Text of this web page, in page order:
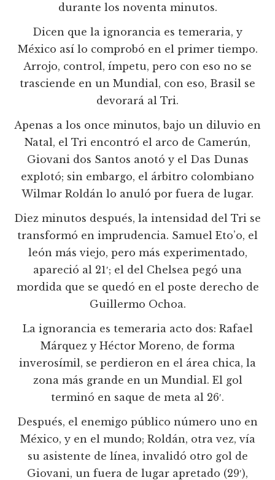
durante los noventa minutos.
Dicen que la ignorancia es temeraria, y
México así lo comprobó en el primer tiempo.
Arrojo, control, ímpetu, pero con eso no se
trasciende en un Mundial, con eso, Brasil se
devorará al Tri.
Apenas a los once minutos, bajo un diluvio en
Natal, el Tri encontró el arco de Camerún,
Giovani dos Santos anotó y el Das Dunas
explotó; sin embargo, el árbitro colombiano
Wilmar Roldán lo anuló por fuera de lugar.
Diez minutos después, la intensidad del Tri se
transformó en imprudencia. Samuel Eto’o, el
león más viejo, pero más experimentado,
apareció al 21′; el del Chelsea pegó una
mordida que se quedó en el poste derecho de
Guillermo Ochoa.
La ignorancia es temeraria acto dos: Rafael
Márquez y Héctor Moreno, de forma
inverosímil, se perdieron en el área chica, la
zona más grande en un Mundial. El gol
terminó en saque de meta al 26′.
Después, el enemigo público número uno en
México, y en el mundo; Roldán, otra vez, vía
su asistente de línea, invalidó otro gol de
Giovani, un fuera de lugar apretado (29′),